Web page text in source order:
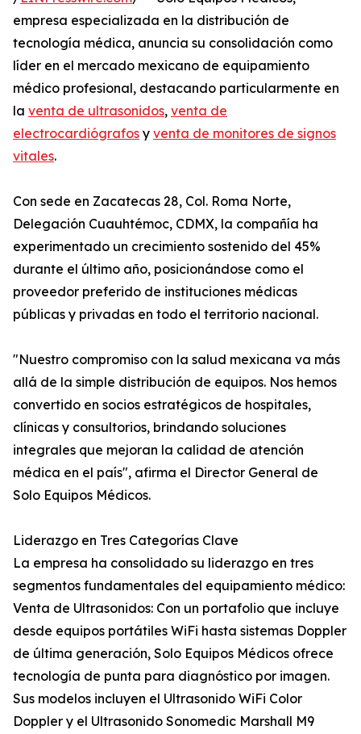
empresa especializada en la distribución de
tecnología médica, anuncia su consolidación como
líder en el mercado mexicano de equipamiento
médico profesional, destacando particularmente en
la venta de ultrasonidos, venta de
electrocardiógrafos y venta de monitores de signos
vitales.
Con sede en Zacatecas 28, Col. Roma Norte,
Delegación Cuauhtémoc, CDMX, la compañía ha
experimentado un crecimiento sostenido del 45%
durante el último año, posicionándose como el
proveedor preferido de instituciones médicas
públicas y privadas en todo el territorio nacional.
"Nuestro compromiso con la salud mexicana va más
allá de la simple distribución de equipos. Nos hemos
convertido en socios estratégicos de hospitales,
clínicas y consultorios, brindando soluciones
integrales que mejoran la calidad de atención
médica en el país", afirma el Director General de
Solo Equipos Médicos.
Liderazgo en Tres Categorías Clave
La empresa ha consolidado su liderazgo en tres
segmentos fundamentales del equipamiento médico:
Venta de Ultrasonidos: Con un portafolio que incluye
desde equipos portátiles WiFi hasta sistemas Doppler
de última generación, Solo Equipos Médicos ofrece
tecnología de punta para diagnóstico por imagen.
Sus modelos incluyen el Ultrasonido WiFi Color
Doppler y el Ultrasonido Sonomedic Marshall M9